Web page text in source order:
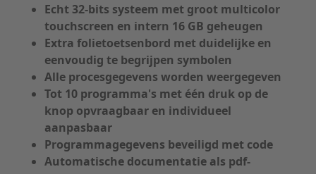
Echt 32-bits systeem met groot multicolor
touchscreen en intern 16 GB geheugen
Extra folietoetsenbord met duidelijke en
eenvoudig te begrijpen symbolen
Alle procesgegevens worden weergegeven
Tot 10 programma's met één druk op de
knop opvraagbaar en individueel
aanpasbaar
Programmagegevens beveiligd met code
Automatische documentatie als pdf-